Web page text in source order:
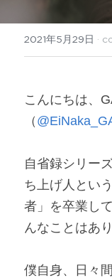
検索
2021年5月29日 ·
こんにちは、
（
自省録シリー
ち上げ人とい
者」を卒業し
んなことはあ
僕自身、日々